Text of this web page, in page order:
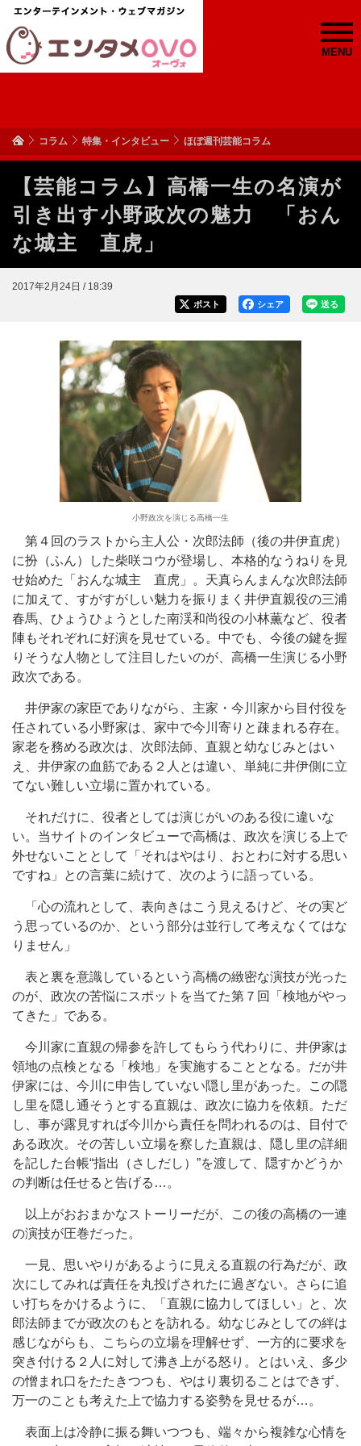
MENU
コラム 特集・インタビュー ほぼ週刊芸能コラム
【芸能コラム】高橋一生の名演が
引き出す小野政次の魅力 「おん
な城主 直虎」
2017年2月24日 / 18:39
送る
シェア
ポスト
小野政次を演じる高橋一生
第４回のラストから主人公・次郎法師（後の井伊直虎）
に扮（ふん）した柴咲コウが登場し、本格的なうねりを見
せ始めた「おんな城主 直虎」。天真らんまんな次郎法師
に加えて、すがすがしい魅力を振りまく井伊直親役の三浦
春馬、ひょうひょうとした南渓和尚役の小林薫など、役者
陣もそれぞれに好演を見せている。中でも、今後の鍵を握
りそうな人物として注目したいのが、高橋一生演じる小野
政次である。
井伊家の家臣でありながら、主家・今川家から目付役を
任されている小野家は、家中で今川寄りと疎まれる存在。
家老を務める政次は、次郎法師、直親と幼なじみとはい
え、井伊家の血筋である２人とは違い、単純に井伊側に立
てない難しい立場に置かれている。
それだけに、役者としては演じがいのある役に違いな
い。当サイトのインタビューで高橋は、政次を演じる上で
外せないこととして「それはやはり、おとわに対する思い
ですね」との言葉に続けて、次のように語っている。
「心の流れとして、表向きはこう見えるけど、その実ど
う思っているのか、という部分は並行して考えなくてはな
りません」
表と裏を意識しているという高橋の緻密な演技が光った
のが、政次の苦悩にスポットを当てた第７回「検地がやっ
てきた」である。
今川家に直親の帰参を許してもらう代わりに、井伊家は
領地の点検となる「検地」を実施することとなる。だが井
伊家には、今川に申告していない隠し里があった。この隠
し里を隠し通そうとする直親は、政次に協力を依頼。ただ
し、事が露見すれば今川から責任を問われるのは、目付で
ある政次。その苦しい立場を察した直親は、隠し里の詳細
を記した台帳“指出（さしだし）”を渡して、隠すかどうか
の判断は任せると告げる…。
以上がおおまかなストーリーだが、この後の高橋の一連
の演技が圧巻だった。
一見、思いやりがあるように見える直親の行為だが、政
次にしてみれば責任を丸投げされたに過ぎない。さらに追
い打ちをかけるように、「直親に協力してほしい」と、次
郎法師までが政次のもとを訪れる。幼なじみとしての絆は
感じながらも、こちらの立場を理解せず、一方的に要求を
突き付ける２人に対して沸き上がる怒り。とはいえ、多少
の憎まれ口をたたきつつも、やはり裏切ることはできず、
万一のことも考えた上で協力する姿勢を見せるが…。
表面上は冷静に振る舞いつつも、端々から複雑な心情を